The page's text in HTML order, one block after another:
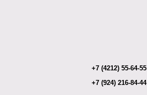
+7 (4212) 55-64-55
+7 (924) 216-84-44